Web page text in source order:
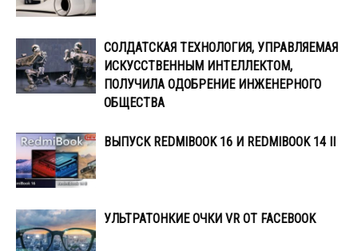
СОЛДАТСКАЯ ТЕХНОЛОГИЯ, УПРАВЛЯЕМАЯ
ИСКУССТВЕННЫМ ИНТЕЛЛЕКТОМ,
ПОЛУЧИЛА ОДОБРЕНИЕ ИНЖЕНЕРНОГО
ОБЩЕСТВА
ВЫПУСК REDMIBOOK 16 И REDMIBOOK 14 II
УЛЬТРАТОНКИЕ ОЧКИ VR ОТ FACEBOOK